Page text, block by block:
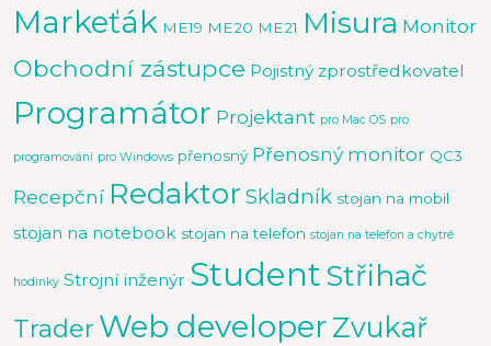
Markeťák ME19 ME20 ME21 Misura Monitor
Obchodní zástupce Pojistný zprostředkovatel
Programátor Projektant pro Mac OS pro
programování pro Windows přenosný Přenosný monitor QC3
Recepční Redaktor Skladník stojan na mobil
stojan na notebook stojan na telefon stojan na telefon a chytré
hodinky Strojní inženýr StudentStřihač
Trader Web developer Zvukař